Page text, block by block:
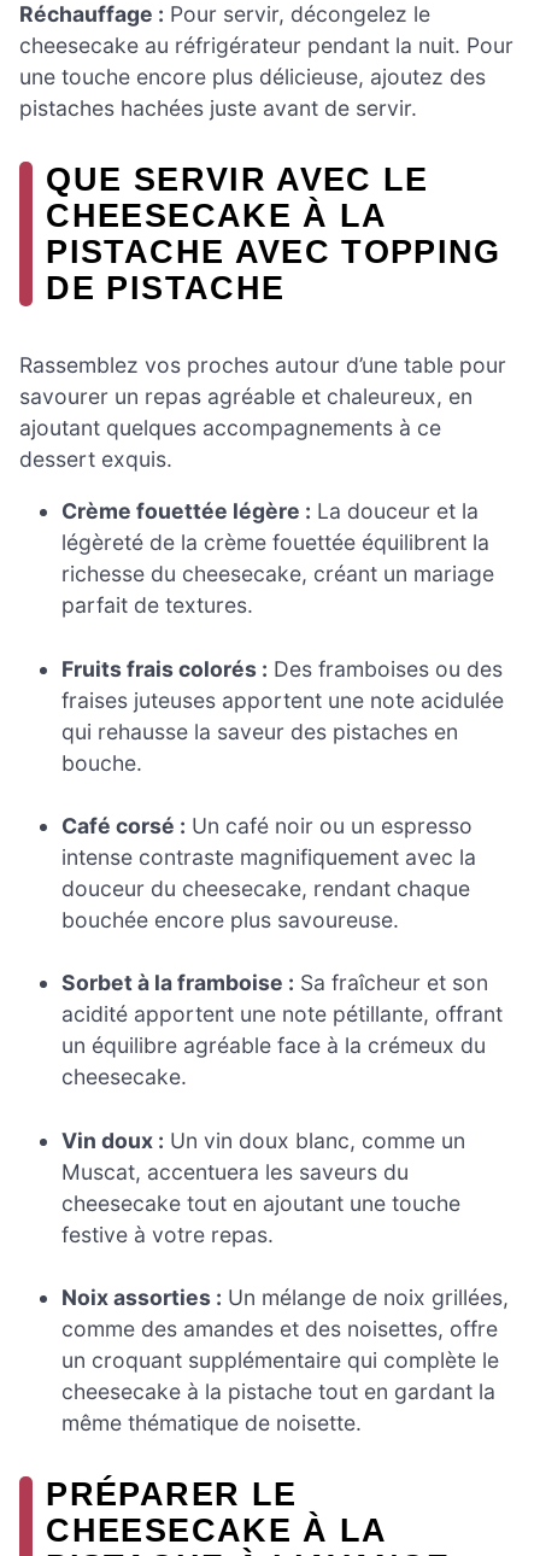
Réchauffage : Pour servir, décongelez le
cheesecake au réfrigérateur pendant la nuit. Pour
une touche encore plus délicieuse, ajoutez des
pistaches hachées juste avant de servir.
QUE SERVIR AVEC LE
CHEESECAKE À LA
PISTACHE AVEC TOPPING
DE PISTACHE
Rassemblez vos proches autour d’une table pour
savourer un repas agréable et chaleureux, en
ajoutant quelques accompagnements à ce
dessert exquis.
Crème fouettée légère : La douceur et la
légèreté de la crème fouettée équilibrent la
richesse du cheesecake, créant un mariage
parfait de textures.
Fruits frais colorés : Des framboises ou des
fraises juteuses apportent une note acidulée
qui rehausse la saveur des pistaches en
bouche.
Café corsé : Un café noir ou un espresso
intense contraste magnifiquement avec la
douceur du cheesecake, rendant chaque
bouchée encore plus savoureuse.
Sorbet à la framboise : Sa fraîcheur et son
acidité apportent une note pétillante, offrant
un équilibre agréable face à la crémeux du
cheesecake.
Vin doux : Un vin doux blanc, comme un
Muscat, accentuera les saveurs du
cheesecake tout en ajoutant une touche
festive à votre repas.
Noix assorties : Un mélange de noix grillées,
comme des amandes et des noisettes, offre
un croquant supplémentaire qui complète le
cheesecake à la pistache tout en gardant la
même thématique de noisette.
PRÉPARER LE
CHEESECAKE À LA